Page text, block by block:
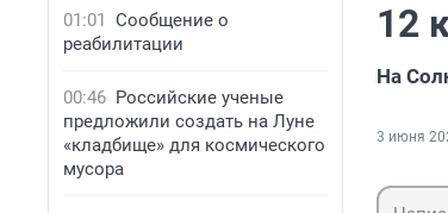
01:01 Сообщение о
реабилитации
00:46 Российские ученые
предложили создать на Луне
«кладбище» для космического
мусора
12
На
3 июня